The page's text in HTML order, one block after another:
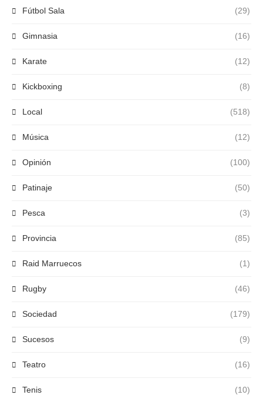
Fútbol Sala (29)
Gimnasia (16)
Karate (12)
Kickboxing (8)
Local (518)
Música (12)
Opinión (100)
Patinaje (50)
Pesca (3)
Provincia (85)
Raid Marruecos (1)
Rugby (46)
Sociedad (179)
Sucesos (9)
Teatro (16)
Tenis (10)